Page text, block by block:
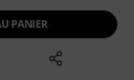
PANIER